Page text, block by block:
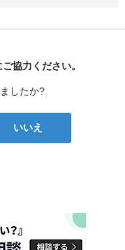
協力ください。
したか?
いいえ